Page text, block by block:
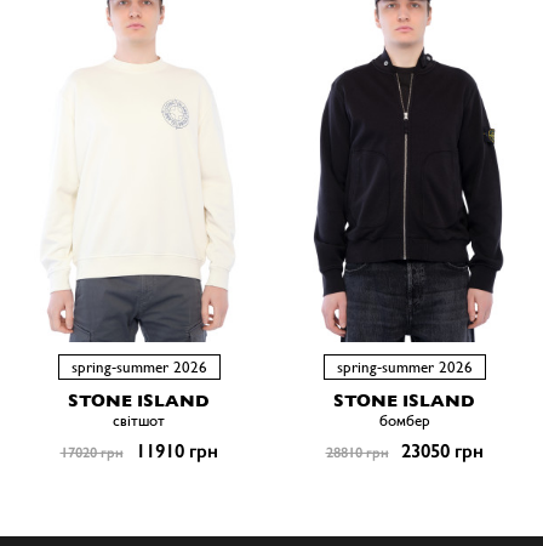
spring-summer 2026
STONE ISLAND
світшот
17020 грн 11910 грн
spring-summer 2026
STONE ISLAND
бомбер
28810 грн 23050 грн